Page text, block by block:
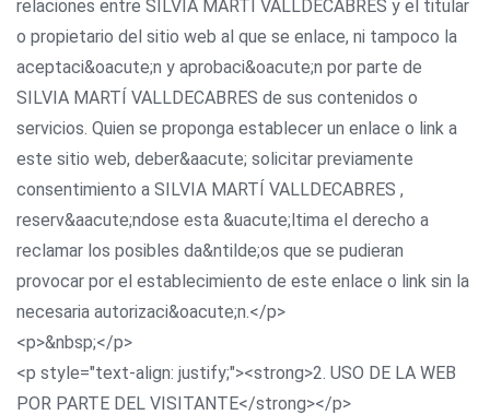
relaciones entre SILVIA MARTÍ VALLDECABRES y el titular
o propietario del sitio web al que se enlace, ni tampoco la
aceptaci&oacute;n y aprobaci&oacute;n por parte de
SILVIA MARTÍ VALLDECABRES de sus contenidos o
servicios. Quien se proponga establecer un enlace o link a
este sitio web, deber&aacute; solicitar previamente
consentimiento a SILVIA MARTÍ VALLDECABRES ,
reserv&aacute;ndose esta &uacute;ltima el derecho a
reclamar los posibles da&ntilde;os que se pudieran
provocar por el establecimiento de este enlace o link sin la
necesaria autorizaci&oacute;n.</p>
<p>&nbsp;</p>
<p style="text-align: justify;"><strong>2. USO DE LA WEB
POR PARTE DEL VISITANTE</strong></p>